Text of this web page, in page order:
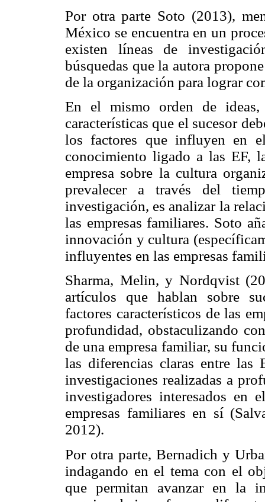
Por otra parte Soto (2013),
México se encuentra en un
existen líneas de
búsquedas que la autora
de la organización para lograr
En el mismo orden de ideas,
características que el sucesor
los factores que influyen en
conocimiento ligado a las EF,
empresa sobre la cultura
prevalecer a través del
investigación, es analizar la
las empresas familiares. Soto
innovación y cultura
influyentes en las empresas
Sharma, Melin, y Nordqvist
artículos que hablan sobre
factores característicos de las
profundidad, obstaculizando
de una empresa familiar, su
las diferencias claras entre las
investigaciones realizadas a
investigadores interesados en
empresas familiares en sí
2012).
Por otra parte, Bernadich y
indagando en el tema con el
que permitan avanzar en la